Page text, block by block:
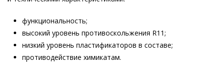
функциональность;
высокий уровень противоскольжения R11;
низкий уровень пластификаторов в составе;
противодействие химикатам.